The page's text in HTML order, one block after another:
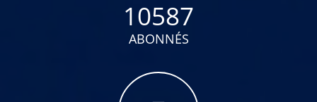
10587
ABONNÉS